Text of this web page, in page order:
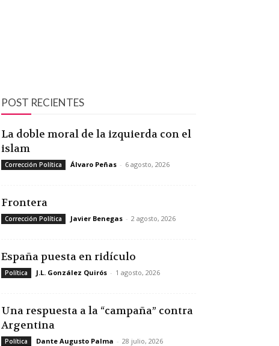
POST RECIENTES
La doble moral de la izquierda con el
islam
Corrección Política Álvaro Peñas - 6 agosto, 2026
Frontera
Corrección Política Javier Benegas - 2 agosto, 2026
España puesta en ridículo
Política J.L. González Quirós - 1 agosto, 2026
Una respuesta a la “campaña” contra
Argentina
Política Dante Augusto Palma - 28 julio, 2026